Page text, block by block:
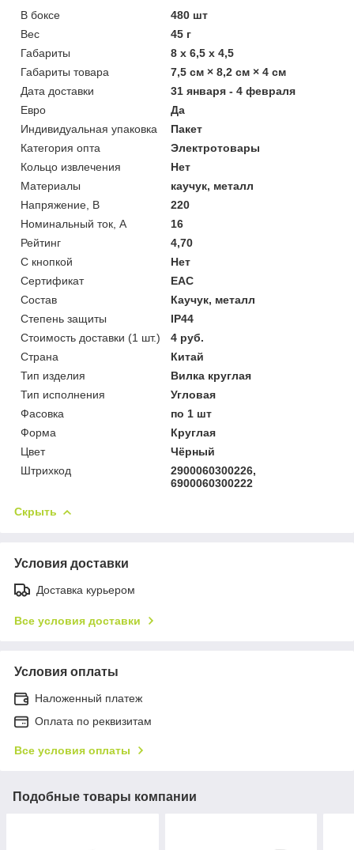
В боксе
480 шт
Вес
45 г
Габариты
8 x 6,5 x 4,5
Габариты товара
7,5 см × 8,2 см × 4 см
Дата доставки
31 января - 4 февраля
Евро
Да
Индивидуальная упаковка
Пакет
Категория опта
Электротовары
Кольцо извлечения
Нет
Материалы
каучук, металл
Напряжение, В
220
Номинальный ток, А
16
Рейтинг
4,70
С кнопкой
Нет
Сертификат
ЕАС
Состав
Каучук, металл
Степень защиты
IP44
Стоимость доставки (1 шт.)
4 руб.
Страна
Китай
Тип изделия
Вилка круглая
Тип исполнения
Угловая
Фасовка
по 1 шт
Форма
Круглая
Цвет
Чёрный
Штрихкод
2900060300226,
6900060300222
Скрыть
Условия доставки
Доставка курьером
Все условия доставки
Условия оплаты
Наложенный платеж
Оплата по реквизитам
Все условия оплаты
Подобные товары компании